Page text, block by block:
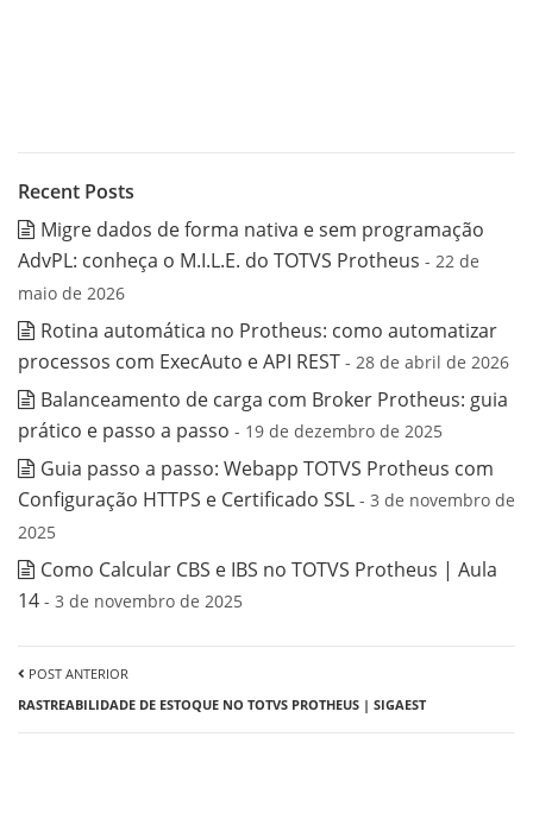
Recent Posts
Migre dados de forma nativa e sem programação
AdvPL: conheça o M.I.L.E. do TOTVS Protheus - 22 de
maio de 2026
Rotina automática no Protheus: como automatizar
processos com ExecAuto e API REST - 28 de abril de 2026
Balanceamento de carga com Broker Protheus: guia
prático e passo a passo - 19 de dezembro de 2025
Guia passo a passo: Webapp TOTVS Protheus com
Configuração HTTPS e Certificado SSL - 3 de novembro de
2025
Como Calcular CBS e IBS no TOTVS Protheus | Aula
14 - 3 de novembro de 2025
POST ANTERIOR
RASTREABILIDADE DE ESTOQUE NO TOTVS PROTHEUS | SIGAEST